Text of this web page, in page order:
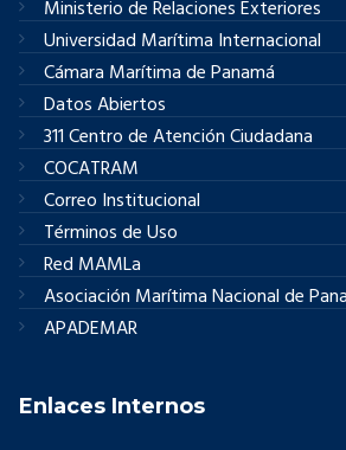
Ministerio de Relaciones Exteriores
Universidad Marítima Internacional
Cámara Marítima de Panamá
Datos Abiertos
311 Centro de Atención Ciudadana
COCATRAM
Correo Institucional
Términos de Uso
Red MAMLa
Asociación Marítima Nacional de
APADEMAR
Enlaces Internos